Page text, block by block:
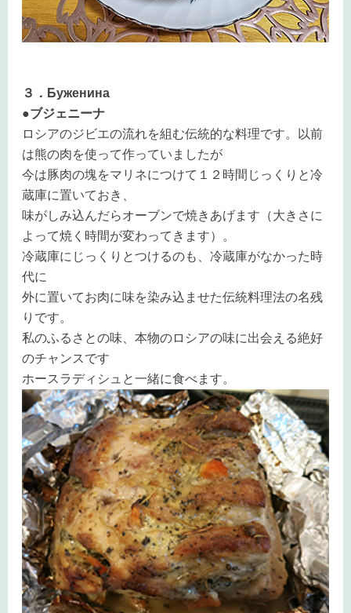
３．Буженина
●ブジェニーナ
ロシアのジビエの流れを組む伝統的な料理です。以前
は熊の肉を使って作っていましたが
今は豚肉の塊をマリネにつけて１２時間じっくりと冷
蔵庫に置いておき、
味がしみ込んだらオーブンで焼きあげます（大きさに
よって焼く時間が変わってきます）。
冷蔵庫にじっくりとつけるのも、冷蔵庫がなかった時
代に
外に置いてお肉に味を染み込ませた伝統料理法の名残
りです。
私のふるさとの味、本物のロシアの味に出会える絶好
のチャンスです
ホースラディシュと一緒に食べます。